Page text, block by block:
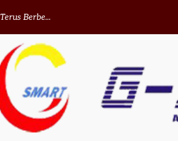
Berbe...